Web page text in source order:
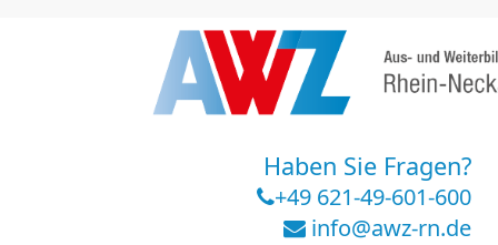
Haben Sie Fragen?
+49 621-49-601-600
info@awz-rn.de